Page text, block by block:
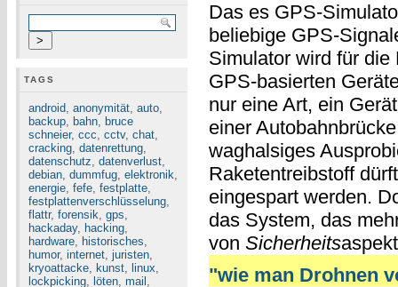
TAGS
android, anonymität, auto,
backup, bahn, bruce
schneier, ccc, cctv, chat,
cracking, datenrettung,
datenschutz, datenverlust,
debian, dummfug, elektronik,
energie, fefe, festplatte,
festplattenverschlüsselung,
flattr, forensik, gps,
hackaday, hacking,
hardware, historisches,
humor, internet, juristen,
kryoattacke, kunst, linux,
lockpicking, löten, mail ,
Das es GPS-
beliebige GPS-
Simulator wird für
GPS-basierten
nur eine Art, ein
einer
waghalsiges
Raketentreibstoff
eingespart werden.
das System, das
von Sicherheits
"wie man Drohnen